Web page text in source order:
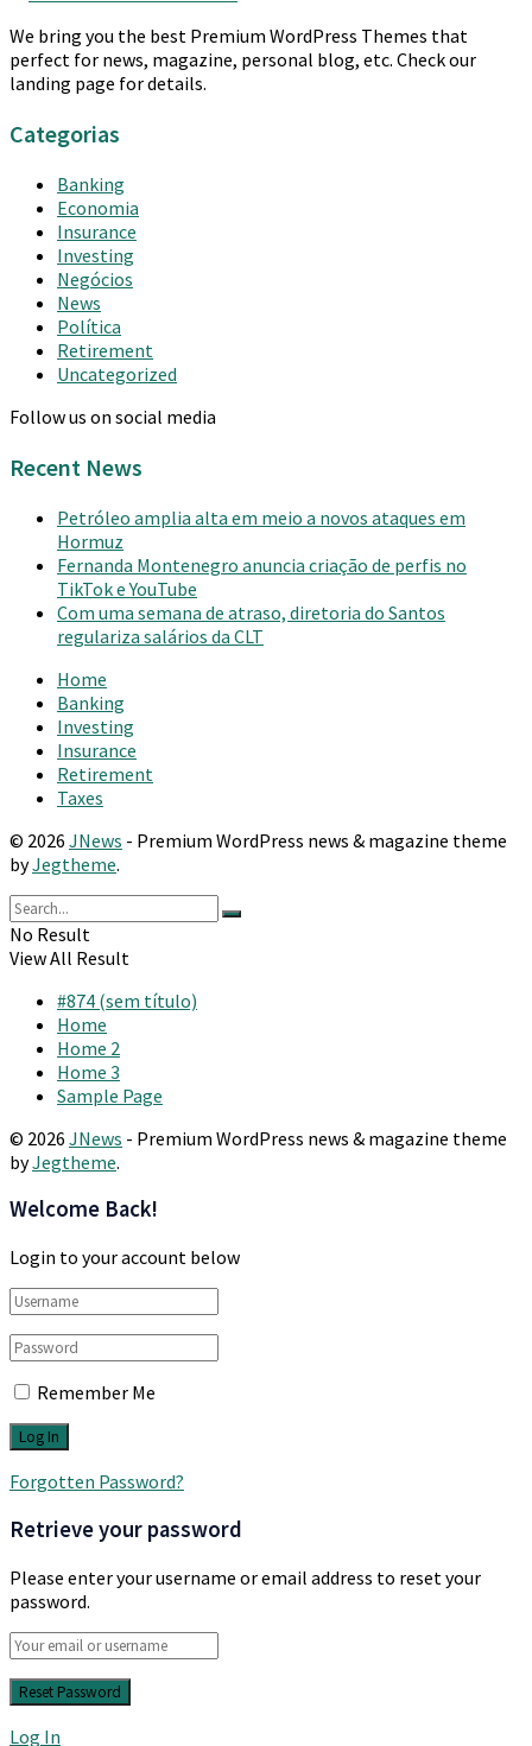
We bring you the best Premium WordPress Themes that
perfect for news, magazine, personal blog, etc. Check our
landing page for details.
Categorias
Banking
Economia
Insurance
Investing
Negócios
News
Política
Retirement
Uncategorized
Follow us on social media
Recent News
Petróleo amplia alta em meio a novos ataques em
Hormuz
Fernanda Montenegro anuncia criação de perfis no
TikTok e YouTube
Com uma semana de atraso, diretoria do Santos
regulariza salários da CLT
Home
Banking
Investing
Insurance
Retirement
Taxes
© 2026 JNews - Premium WordPress news & magazine theme
byJegtheme.
No Result
View All Result
#874 (sem título)
Home
Home 2
Home 3
Sample Page
© 2026 JNews - Premium WordPress news & magazine theme
byJegtheme.
Welcome Back!
Login to your account below
Remember Me
Forgotten Password?
Retrieve your password
Please enter your username or email address to reset your
password.
Log In